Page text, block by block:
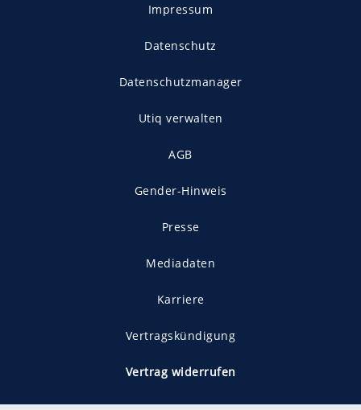
Impressum
Datenschutz
Datenschutzmanager
Utiq verwalten
AGB
Gender-Hinweis
Presse
Mediadaten
Karriere
Vertragskündigung
Vertrag widerrufen